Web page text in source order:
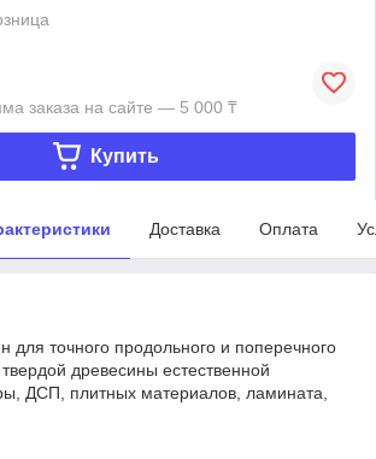
заказа на сайте — 5 000 ₸
Купить
Доставка Оплата
для точного продольного и поперечного
древесины естественной
ДСП, плитных материалов, ламината,